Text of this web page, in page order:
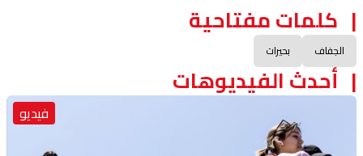
كلمات مفتاحية
الجفاف بحيرات
أحدث الفيديوهات
فيديو